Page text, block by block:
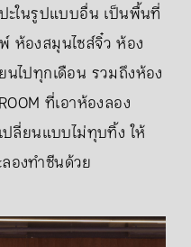
ะในรูปแบบอื่น เป็นพื้นที่
ห้องสมุนไซส์จิ๋ว ห้อง
ไปทุกเดือน รวมถึงห้อง
ที่เอาห้องลอง
ปลี่ยนแบบไม่ทุบทิ้ง ให้
องทำซีนด้วย